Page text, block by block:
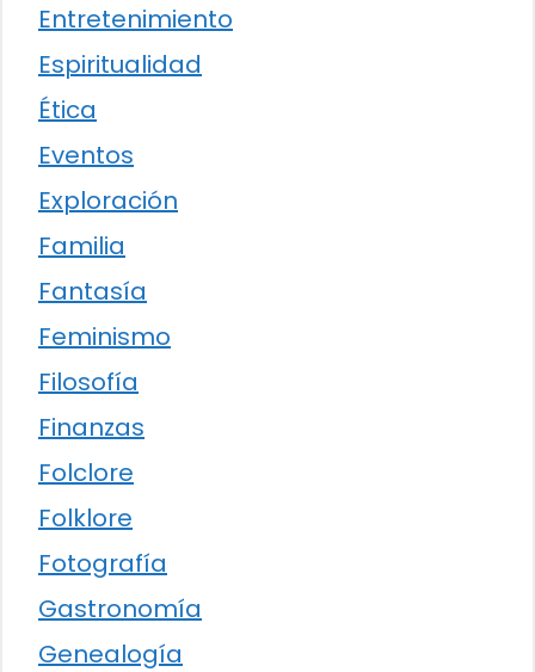
Entretenimiento
Espiritualidad
Ética
Eventos
Exploración
Familia
Fantasía
Feminismo
Filosofía
Finanzas
Folclore
Folklore
Fotografía
Gastronomía
Genealogía